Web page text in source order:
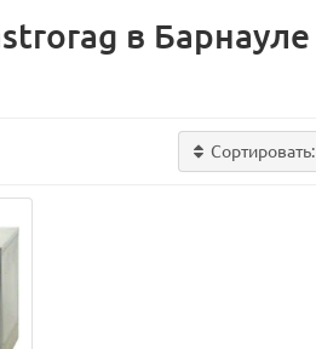
в Барнауле
Сортировать: